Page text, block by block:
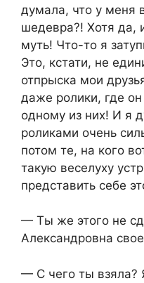
думала, что у меня
шедевра?! Хотя да,
муть! Что-то я
Это, кстати, не
отпрыска мои
даже ролики, где
одному из них! И я
роликами очень
потом те, на кого
такую веселуху
представить себе
— Ты же этого не
Александровна
— С чего ты взяла?